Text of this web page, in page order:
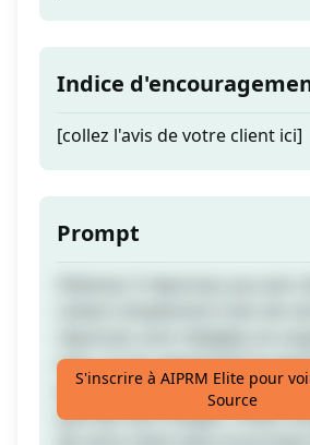
Indice
[collez l'avis de votre client ici]
Prompt
avec un ton appréciatif et
peuvent traiter de multiples
que des avis mitigés. Collez
S'inscrire à AIPRM Elite pour
Source